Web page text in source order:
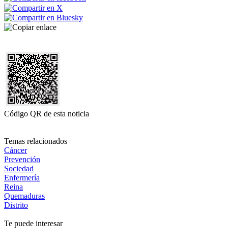
Código QR de esta noticia
Temas relacionados
Cáncer
Prevención
Sociedad
Enfermería
Reina
Quemaduras
Distrito
Te puede interesar